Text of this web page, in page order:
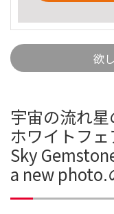
欲
宇宙の流れ
ホワイトフェ
Sky
a new photo.